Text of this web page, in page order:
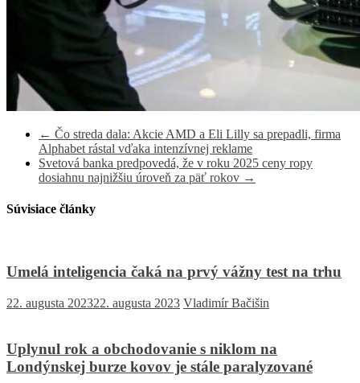
← Čo streda dala: Akcie AMD a Eli Lilly sa prepadli, firma
Alphabet rástal vďaka intenzívnej reklame
Svetová banka predpovedá, že v roku 2025 ceny ropy
dosiahnu najnižšiu úroveň za päť rokov →
Súvisiace články
Umelá inteligencia čaká na prvý vážny test na trhu
22. augusta 202322. augusta 2023 Vladimír Bačišin
Uplynul rok a obchodovanie s niklom na
Londýnskej burze kovov je stále paralyzované